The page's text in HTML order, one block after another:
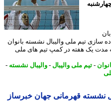
تیم ملی والیبال نشسته بانوان
14 مرداد ماه 1405) به مدت یک هفته در کمپ تیم های ملی
- تیم ملی والیبال-والیبال نشسته-
نشسته قهرمانی جهان خبرساز